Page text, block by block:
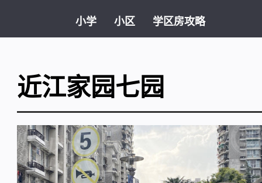
小学 小区 学区房攻略
近江家园七园